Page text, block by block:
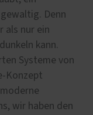
Denn
als nur ein
kann.
Systeme von
Konzept
wir haben den